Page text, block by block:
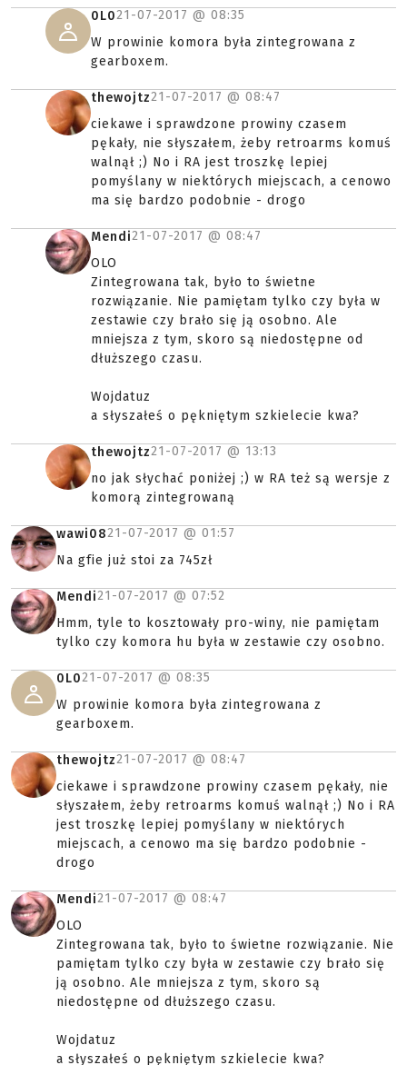
0L021-07-2017 @ 08:35
W prowinie komora była zintegrowana z
gearboxem.
thewojtz21-07-2017 @ 08:47
ciekawe i sprawdzone prowiny czasem
pękały, nie słyszałem, żeby retroarms komuś
walnął ;) No i RA jest troszkę lepiej
pomyślany w niektórych miejscach, a cenowo
ma się bardzo podobnie - drogo
Mendi21-07-2017 @ 08:47
OLO
Zintegrowana tak, było to świetne
rozwiązanie. Nie pamiętam tylko czy była w
zestawie czy brało się ją osobno. Ale
mniejsza z tym, skoro są niedostępne od
dłuższego czasu.
Wojdatuz
a słyszałeś o pękniętym szkielecie kwa?
thewojtz21-07-2017 @ 13:13
no jak słychać poniżej ;) w RA też są wersje z
komorą zintegrowaną
wawi0821-07-2017 @ 01:57
Na gfie już stoi za 745zł
Mendi21-07-2017 @ 07:52
Hmm, tyle to kosztowały pro-winy, nie pamiętam
tylko czy komora hu była w zestawie czy osobno.
0L021-07-2017 @ 08:35
W prowinie komora była zintegrowana z
gearboxem.
thewojtz21-07-2017 @ 08:47
ciekawe i sprawdzone prowiny czasem pękały, nie
słyszałem, żeby retroarms komuś walnął ;) No i RA
jest troszkę lepiej pomyślany w niektórych
miejscach, a cenowo ma się bardzo podobnie -
drogo
Mendi21-07-2017 @ 08:47
OLO
Zintegrowana tak, było to świetne rozwiązanie. Nie
pamiętam tylko czy była w zestawie czy brało się
ją osobno. Ale mniejsza z tym, skoro są
niedostępne od dłuższego czasu.
Wojdatuz
a słyszałeś o pękniętym szkielecie kwa?